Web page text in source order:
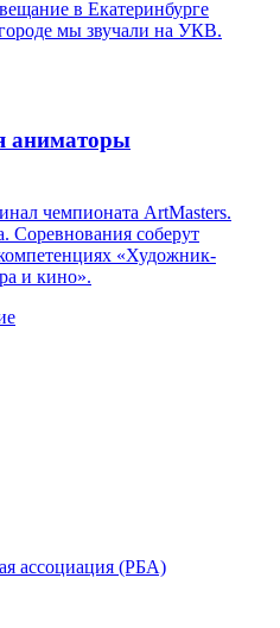
в Екатеринбурге
мы звучали на УКВ.
аниматоры
чемпионата ArtMasters.
Соревнования соберут
«Художник-
и кино».
ассоциация (РБА)